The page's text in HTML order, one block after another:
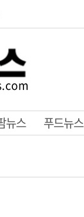
뉴스 푸드뉴스